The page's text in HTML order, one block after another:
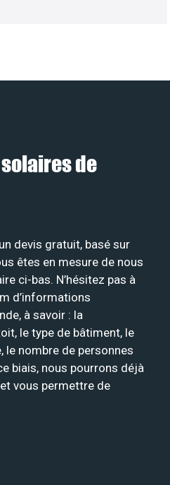
de
devis gratuit, basé sur
êtes en mesure de nous
ci-bas. N’hésitez pas à
d’informations
à savoir : la
le type de bâtiment, le
le nombre de personnes
biais, nous pourrons déjà
vous permettre de